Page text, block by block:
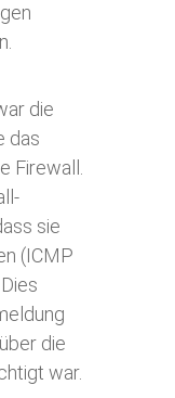
die
das
Firewall.
sie
(ICMP
die
war.